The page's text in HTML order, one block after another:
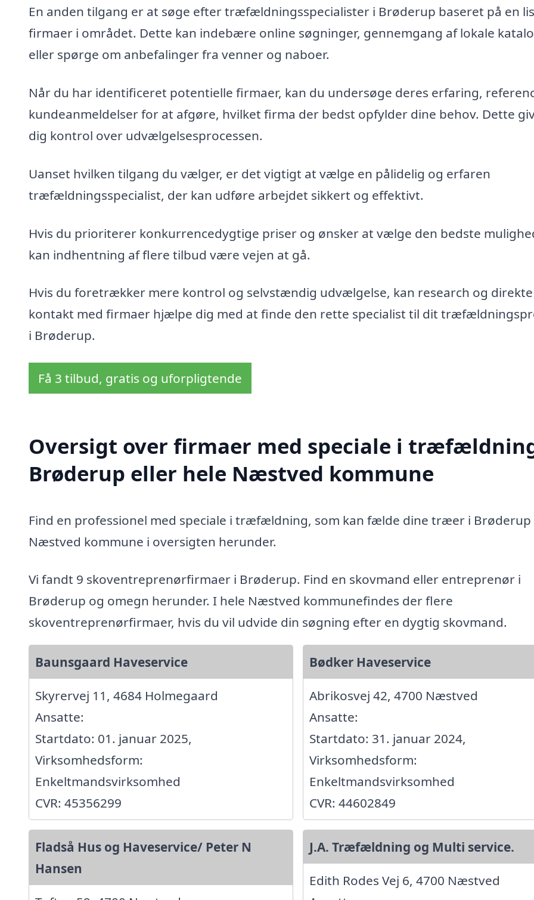
En anden tilgang er at søge efter træfældningsspecialister i Brøderup baseret på en
firmaer i området. Dette kan indebære online søgninger, gennemgang af lokale
eller spørge om anbefalinger fra venner og naboer.
Når du har identificeret potentielle firmaer, kan du undersøge deres erfaring,
kundeanmeldelser for at afgøre, hvilket firma der bedst opfylder dine behov. Dette
dig kontrol over udvælgelsesprocessen.
Uanset hvilken tilgang du vælger, er det vigtigt at vælge en pålidelig og erfaren
træfældningsspecialist, der kan udføre arbejdet sikkert og effektivt.
Hvis du prioriterer konkurrencedygtige priser og ønsker at vælge den bedste
kan indhentning af flere tilbud være vejen at gå.
Hvis du foretrækker mere kontrol og selvstændig udvælgelse, kan research og direkte
kontakt med firmaer hjælpe dig med at finde den rette specialist til dit
i Brøderup.
Få 3 tilbud, gratis og uforpligtende
Oversigt over firmaer med speciale i
Brøderup eller hele Næstved kommune
Find en professionel med speciale i træfældning, som kan fælde dine træer i Brøderup
Næstved kommune i oversigten herunder.
Vi fandt 9 skoventreprenørfirmaer i Brøderup. Find en skovmand eller entreprenør i
Brøderup og omegn herunder. I hele Næstved kommunefindes der flere
skoventreprenørfirmaer, hvis du vil udvide din søgning efter en dygtig skovmand.
Baunsgaard Haveservice
Skyrervej 11, 4684 Holmegaard
Ansatte:
Startdato: 01. januar 2025,
Virksomhedsform:
Enkeltmandsvirksomhed
CVR: 45356299
Bødker Haveservice
Abrikosvej 42, 4700 Næstved
Ansatte:
Startdato: 31. januar 2024,
Virksomhedsform:
Enkeltmandsvirksomhed
CVR: 44602849
Fladså Hus og Haveservice/ Peter N
Hansen
J.A. Træfældning og Multi service.
Edith Rodes Vej 6, 4700 Næstved